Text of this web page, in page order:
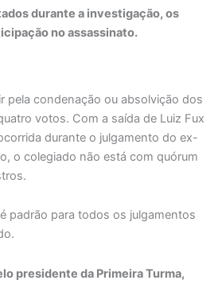
durante a investigação, os
no assassinato.
pela condenação ou absolvição dos
votos. Com a saída de Luiz Fux
durante o julgamento do ex-
o colegiado não está com quórum
padrão para todos os julgamentos
presidente da Primeira Turma,